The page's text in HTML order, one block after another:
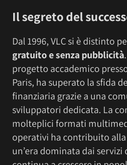
Il segreto del
Dal 1996, VLC si è distinto
gratuito e senza pubblicità
progetto accademico
Paris, ha superato la sfida
finanziaria grazie a una
sviluppatori dedicata. La
molteplici formati
operativi ha contribuito alla
un’era dominata dai servizi